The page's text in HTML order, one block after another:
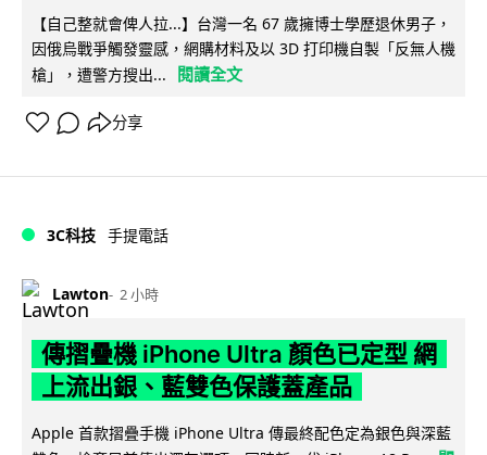
【自己整就會俾人拉...】台灣一名 67 歲擁博士學歷退休男子，
因俄烏戰爭觸發靈感，網購材料及以 3D 打印機自製「反無人機
槍」，遭警方搜出...
閱讀全文
分享
3C科技 手提電話
Lawton 2 小時
傳摺疊機 iPhone Ultra 顏色已定型 網
上流出銀、藍雙色保護蓋產品
Apple 首款摺疊手機 iPhone Ultra 傳最終配色定為銀色與深藍